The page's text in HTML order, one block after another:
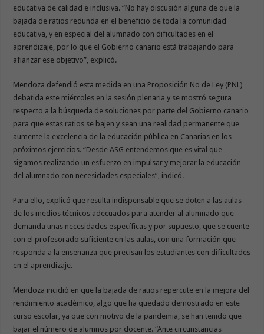
educativa de calidad e inclusiva. “No hay discusión alguna de que la
bajada de ratios redunda en el beneficio de toda la comunidad
educativa, y en especial del alumnado con dificultades en el
aprendizaje, por lo que el Gobierno canario está trabajando para
afianzar ese objetivo”, explicó.
Mendoza defendió esta medida en una Proposición No de Ley (PNL)
debatida este miércoles en la sesión plenaria y se mostró segura
respecto a la búsqueda de soluciones por parte del Gobierno canario
para que estas ratios se bajen y sean una realidad permanente que
aumente la excelencia de la educación pública en Canarias en los
próximos ejercicios. “Desde ASG entendemos que es vital que
sigamos realizando un esfuerzo en impulsar y mejorar la educación
del alumnado con necesidades especiales”, indicó.
Para ello, explicó que resulta indispensable que se doten a las aulas
de los medios técnicos adecuados para atender al alumnado que
demanda unas necesidades específicas y por supuesto, que se cuente
con el profesorado suficiente en las aulas, con una formación que
responda a la enseñanza que precisan los estudiantes con dificultades
en el aprendizaje.
Mendoza incidió en que la bajada de ratios repercute en la mejora del
rendimiento académico, algo que ha quedado demostrado en este
curso escolar, ya que con motivo de la pandemia, se han tenido que
bajar el número de alumnos por docente. “Ante circunstancias